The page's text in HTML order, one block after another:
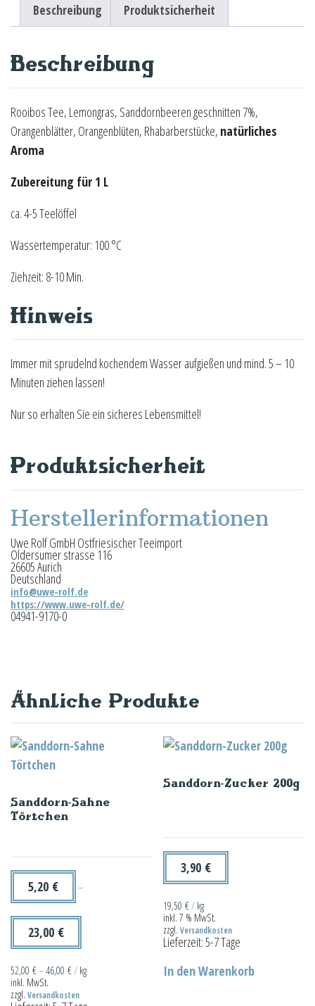
Beschreibung Produktsicherheit
Beschreibung
Rooibos Tee, Lemongras, Sanddornbeeren geschnitten 7%,
Orangenblätter, Orangenblüten, Rhabarberstücke, natürliches
Aroma
Zubereitung für 1 L
ca. 4-5 Teelöffel
Wassertemperatur: 100 °C
Ziehzeit: 8-10 Min.
Hinweis
Immer mit sprudelnd kochendem Wasser aufgießen und mind. 5 – 10
Minuten ziehen lassen!
Nur so erhalten Sie ein sicheres Lebensmittel!
Produktsicherheit
Herstellerinformationen
Uwe Rolf GmbH Ostfriesischer Teeimport
Oldersumer strasse 116
26605 Aurich
Deutschland
info@uwe-rolf.de
https://www.uwe-rolf.de/
04941-9170-0
Ähnliche Produkte
Sanddorn-Sahne
Törtchen
5,20 € –
23,00 €
52,00 €–46,00 €/ kg
inkl. MwSt.
zzgl. Versandkosten
Sanddorn-Zucker 200g
3,90 €
19,50€/ kg
inkl. 7 % MwSt.
zzgl.Versandkosten
Lieferzeit:5-7 Tage
In den Warenkorb